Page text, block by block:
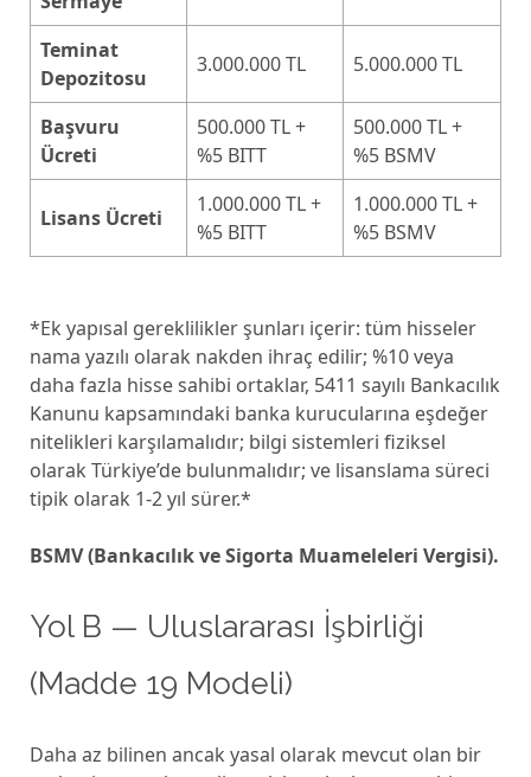
Teminat
Depozitosu
3.000.000 TL 5.000.000 TL
Başvuru
Ücreti
500.000 TL +
%5 BITT
500.000 TL +
%5 BSMV
Lisans Ücreti
1.000.000 TL +
%5 BITT
1.000.000 TL +
%5 BSMV
*Ek yapısal gereklilikler şunları içerir: tüm hisseler
nama yazılı olarak nakden ihraç edilir; %10 veya
daha fazla hisse sahibi ortaklar, 5411 sayılı Bankacılık
Kanunu kapsamındaki banka kurucularına eşdeğer
nitelikleri karşılamalıdır; bilgi sistemleri fiziksel
olarak Türkiye’de bulunmalıdır; ve lisanslama süreci
tipik olarak 1-2 yıl sürer.*
BSMV (Bankacılık ve Sigorta Muameleleri Vergisi).
Yol B — Uluslararası İşbirliği
(Madde 19 Modeli)
Daha az bilinen ancak yasal olarak mevcut olan bir